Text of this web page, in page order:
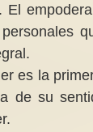
El
es la
de su